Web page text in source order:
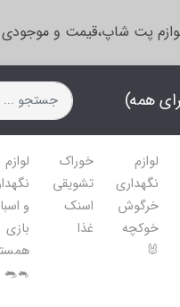
پت شاپ،قیمت و
همه)
لوازم
نگهداری
خرگوش
خوکچه
🐰
خوراک
تشویقی
اسنک
غذا
لوازم
و
بازی
🐁🐀